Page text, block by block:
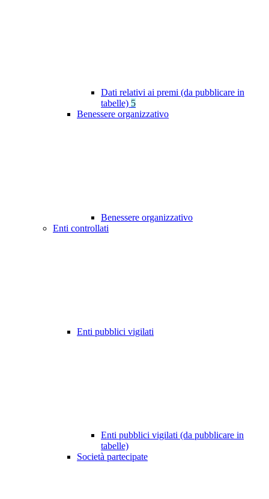
Dati relativi ai premi (da pubblicare in
tabelle) 5
Benessere organizzativo
Benessere organizzativo
Enti controllati
Enti pubblici vigilati
Enti pubblici vigilati (da pubblicare in
tabelle)
Società partecipate